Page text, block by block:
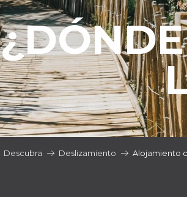
Descubra Deslizamiento Alojamiento